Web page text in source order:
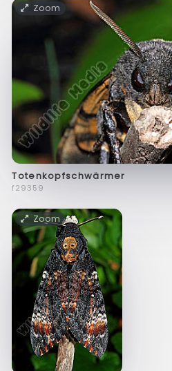
Zoom
Totenkopfschwärmer
f29359
Zoom